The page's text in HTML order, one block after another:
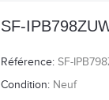
SF-
Référence: SF-
Condition: Neuf